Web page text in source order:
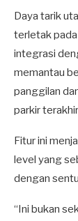
Daya tarik
terletak
integrasi
memantau
panggilan
parkir
Fitur ini
level yang
dengan
“Ini bukan